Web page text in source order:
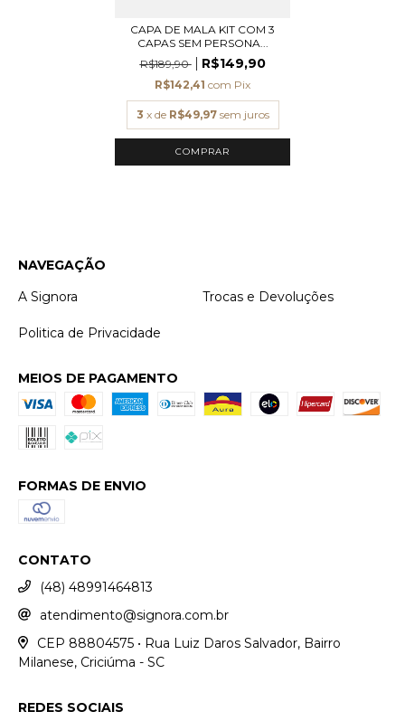
CAPA DE MALA KIT COM 3
CAPAS SEM PERSONA...
R$189,90
R$149,90
R$142,41 com Pix
3 x de R$49,97 sem juros
NAVEGAÇÃO
A Signora
Trocas e Devoluções
Politica de Privacidade
MEIOS DE PAGAMENTO
FORMAS DE ENVIO
CONTATO
(48) 48991464813
atendimento@signora.com.br
CEP 88804575 • Rua Luiz Daros Salvador, Bairro
Milanese, Criciúma - SC
REDES SOCIAIS